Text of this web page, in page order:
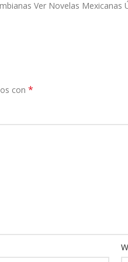
Ver Novelas
con *